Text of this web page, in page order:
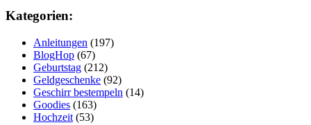
Kategorien:
Anleitungen (197)
BlogHop (67)
Geburtstag (212)
Geldgeschenke (92)
Geschirr bestempeln (14)
Goodies (163)
Hochzeit (53)